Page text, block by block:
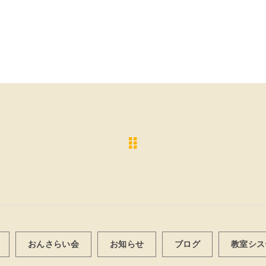
おんさらい会 お知らせ ブログ 教室シ